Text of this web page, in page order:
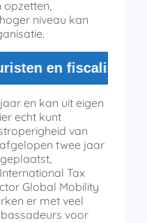
opzetten,
niveau kan
en fiscalisten.
en kan uit eigen
echt kunt
van
twee jaar
Tax
Global Mobility
er met veel
voor